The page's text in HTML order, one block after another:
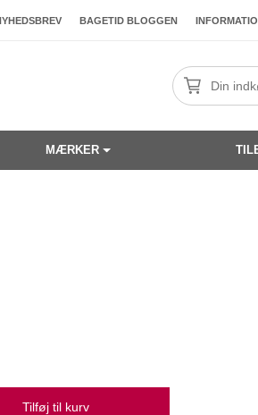
BAGETID BLOGGEN
Din
MÆRKER
Tilføj til kurv